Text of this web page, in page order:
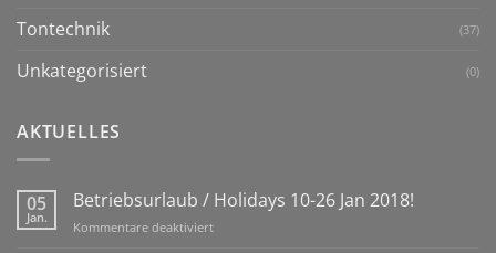
Tontechnik (37)
Unkategorisiert (0)
AKTUELLES
05
Jan.
Betriebsurlaub / Holidays 10-26 Jan 2018!
Kommentare deaktiviertfür